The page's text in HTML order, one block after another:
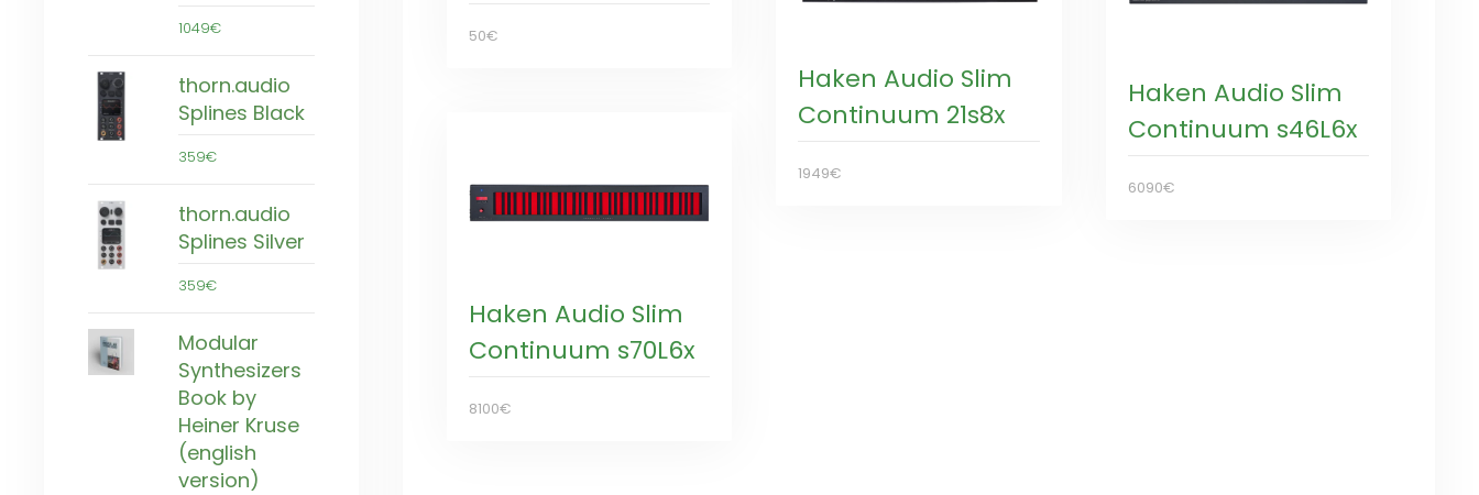
1049€
thorn.audio
Splines Black
359€
thorn.audio
Splines Silver
359€
Modular
Synthesizers
Book by
Heiner Kruse
(english
version)
50€
Haken Audio Slim
Continuum 21s8x
1949€
Haken Audio Slim
Continuum s46L6x
6090€
Haken Audio Slim
Continuum s70L6x
8100€